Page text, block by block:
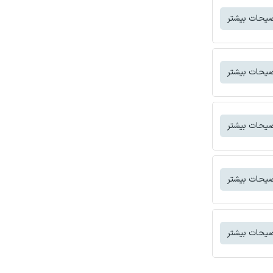
بیشتر
بیشتر
بیشتر
بیشتر
بیشتر